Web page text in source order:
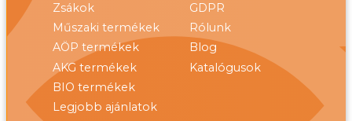
Zsákok
Műszaki termékek
AÖP termékek
AKG termékek
BIO termékek
Legjobb ajánlatok
GDPR
Rólunk
Blog
Katalógusok